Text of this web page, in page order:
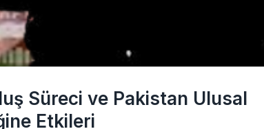
Süreci ve Pakistan Ulusal
Etkileri